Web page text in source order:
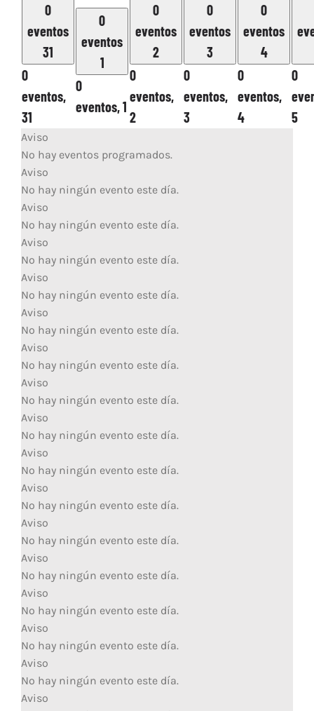
0
eventos
31
0
eventos,
31
0
eventos
1
0
eventos,1
0
eventos
2
0
eventos,
2
0
eventos
3
0
eventos,
3
0
eventos
4
0
eventos,
4
0
5
Aviso
No hay eventos programados.
Aviso
No hay ningún evento este día.
Aviso
No hay ningún evento este día.
Aviso
No hay ningún evento este día.
Aviso
No hay ningún evento este día.
Aviso
No hay ningún evento este día.
Aviso
No hay ningún evento este día.
Aviso
No hay ningún evento este día.
Aviso
No hay ningún evento este día.
Aviso
No hay ningún evento este día.
Aviso
No hay ningún evento este día.
Aviso
No hay ningún evento este día.
Aviso
No hay ningún evento este día.
Aviso
No hay ningún evento este día.
Aviso
No hay ningún evento este día.
Aviso
No hay ningún evento este día.
Aviso